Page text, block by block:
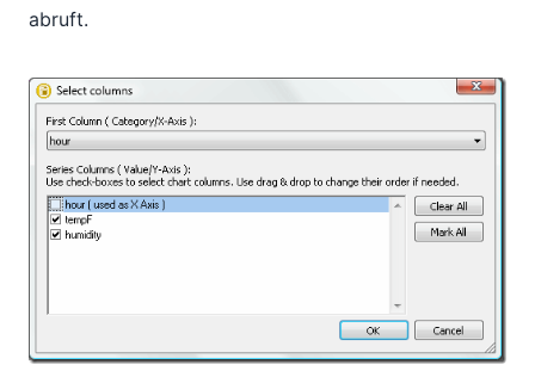
abruft.